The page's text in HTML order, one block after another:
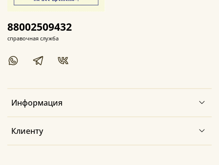
Информация
Клиенту
88002509432
справочная служба